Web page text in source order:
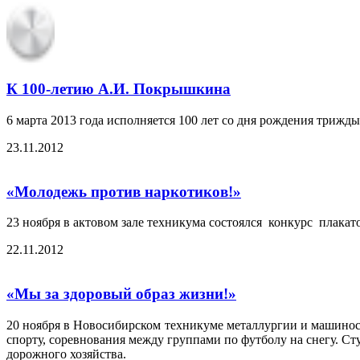
К 100-летию А.И. Покрышкина
6 марта 2013 года исполняется 100 лет со дня рождения
23.11.2012
«Молодежь против наркотиков!»
23 ноября в актовом зале техникума состоялся конкурс
22.11.2012
«Мы за здоровый образ жизни!»
20 ноября в Новосибирском техникуме металлургии и
спорту, соревнования между группами по футболу на снегу.
дорожного хозяйства.